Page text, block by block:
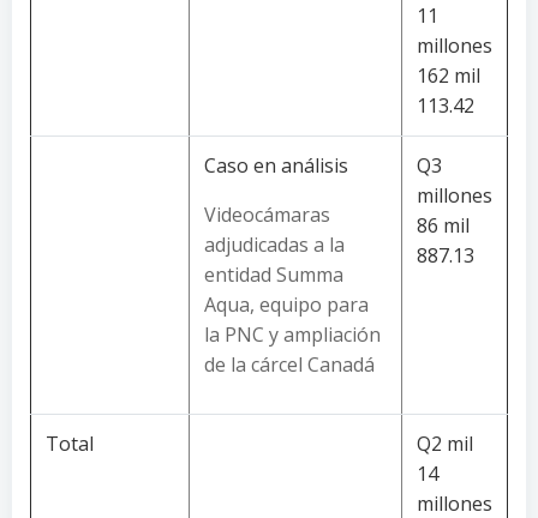
11
millones
162 mil
113.42
Caso en análisis
Videocámaras
adjudicadas a la
entidad Summa
Aqua, equipo para
la PNC y ampliación
de la cárcel Canadá
Q3
millones
86 mil
887.13
Total
Q2 mil
14
millones